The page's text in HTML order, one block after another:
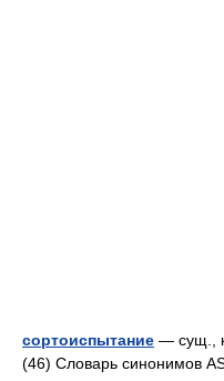
сортоиспытание — сущ.,
(46) Словарь синонимов